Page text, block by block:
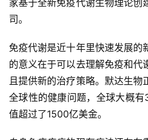
司。
免疫代谢是近十年里快速发展的
的意义在于可以去理解免疫和代
且提供新的治疗策略。默达生物
全球性的健康问题，全球大概
值超过了1500亿美金。